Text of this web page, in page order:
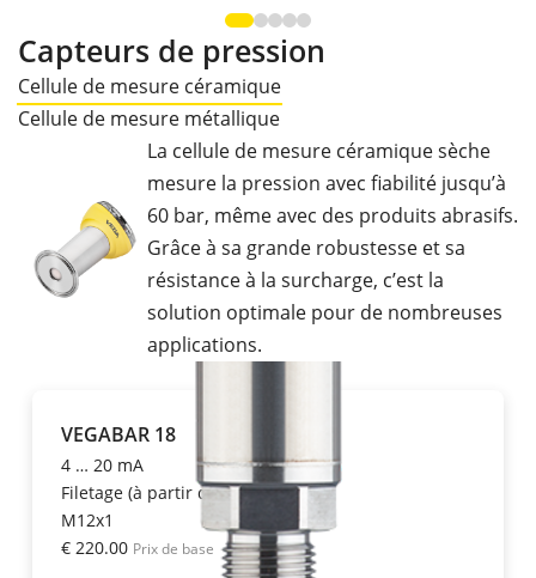
Capteurs de pression
Cellule de mesure céramique
Cellule de mesure métallique
La cellule de mesure céramique sèche
mesure la pression avec fiabilité jusqu’à
60 bar, même avec des produits abrasifs.
Grâce à sa grande robustesse et sa
résistance à la surcharge, c’est la
solution optimale pour de nombreuses
applications.
VEGABAR 18
4 … 20 mA
Filetage (à partir de ½")
M12x1
€ 220.00 Prix de base